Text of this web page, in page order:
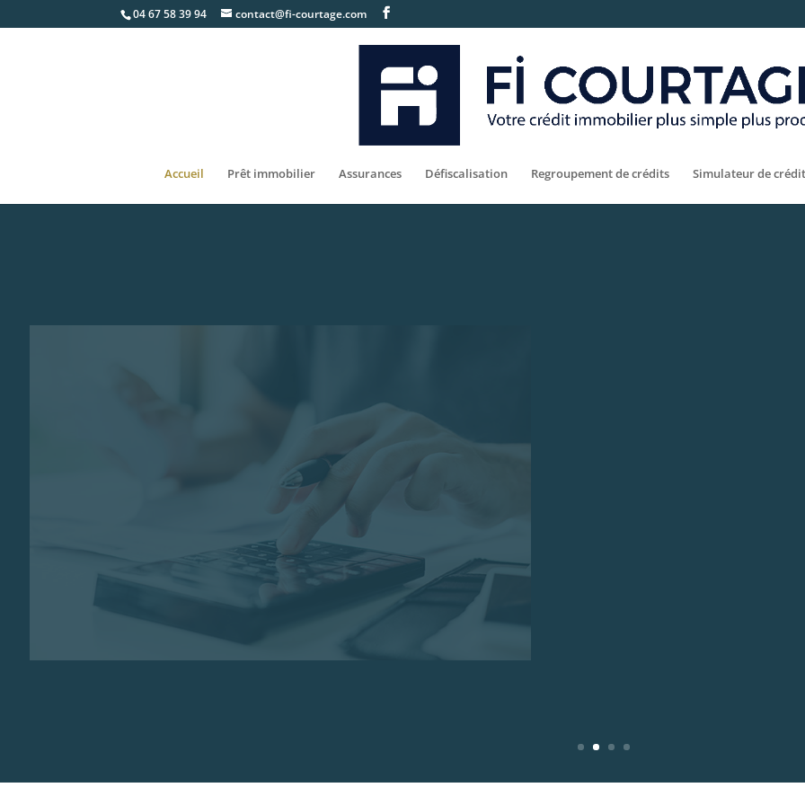
04 67 58 39 94 contact@fi-courtage.com
Accueil Prêt immobilier Assurances Défiscalisation Regroupement de crédits Simulateur de